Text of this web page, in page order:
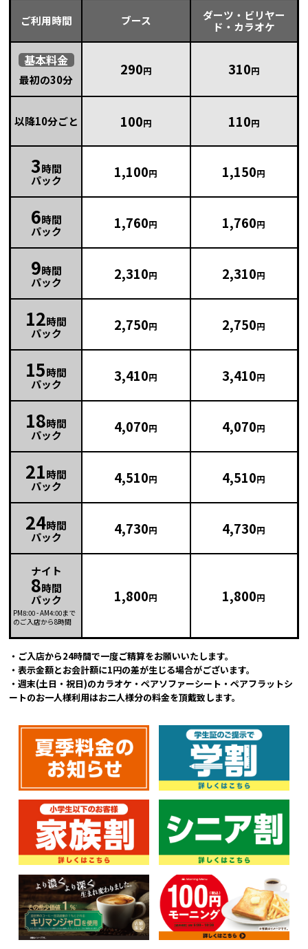
ご利用時間 ブース
ダーツ・ビリヤー
ド・カラオケ
基本料金
最初の30分
290円 310円
以降10分ごと 100円 110円
3時間
パック
1,100円 1,150円
6時間
パック
1,760円 1,760円
9時間
パック
2,310円 2,310円
12時間
パック
2,750円 2,750円
15時間
パック
3,410円 3,410円
18時間
パック
4,070円 4,070円
21時間
パック
4,510円 4,510円
24時間
パック
4,730円 4,730円
ナイト
8時間
パック
PM8:00-AM4:00まで
のご入店から8時間
1,800円 1,800円
・ご入店から24時間で一度ご精算をお願いいたします。
・表示金額とお会計額に1円の差が生じる場合がございます。
・週末(土日・祝日)のカラオケ・ペアソファーシート・ペアフラットシ
ートのお一人様利用はお二人様分の料金を頂戴致します。